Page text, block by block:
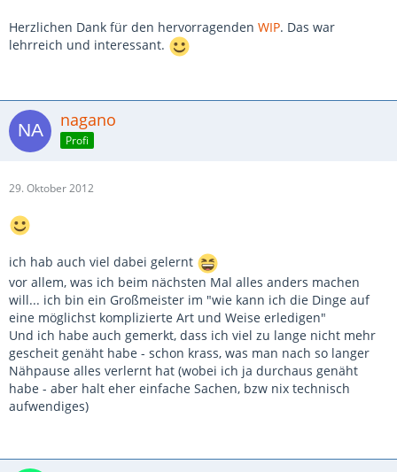
Herzlichen Dank für den hervorragenden WIP. Das war
lehrreich und interessant.
nagano
Profi
29. Oktober 2012
ich hab auch viel dabei gelernt
vor allem, was ich beim nächsten Mal alles anders machen
will... ich bin ein Großmeister im "wie kann ich die Dinge auf
eine möglichst komplizierte Art und Weise erledigen"
Und ich habe auch gemerkt, dass ich viel zu lange nicht mehr
gescheit genäht habe - schon krass, was man nach so langer
Nähpause alles verlernt hat (wobei ich ja durchaus genäht
habe - aber halt eher einfache Sachen, bzw nix technisch
aufwendiges)